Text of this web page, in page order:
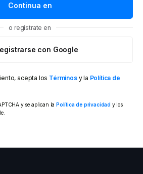
o regístrate en
con Google
acepta los Términosy la Política de
y se aplican la Política de privacidad y los